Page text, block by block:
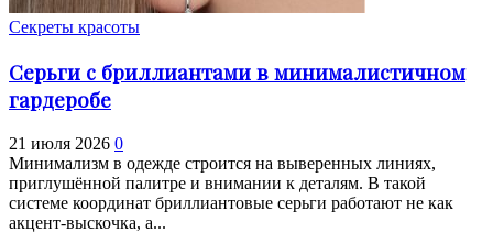
Секреты красоты
Серьги с бриллиантами в минималистичном
гардеробе
21 июля 2026 0
Минимализм в одежде строится на выверенных линиях,
приглушённой палитре и внимании к деталям. В такой
системе координат бриллиантовые серьги работают не как
акцент-выскочка, а...